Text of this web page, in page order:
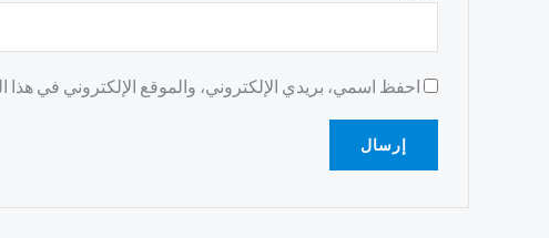
احفظ اسمي، بريدي الإلكتروني، والموقع الإلكتروني في هذا